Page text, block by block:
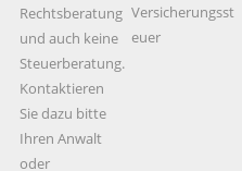
Rechtsberatung
und auch keine
Steuerberatung.
Kontaktieren
Sie dazu bitte
Ihren Anwalt
oder
Versicherungsst
euer